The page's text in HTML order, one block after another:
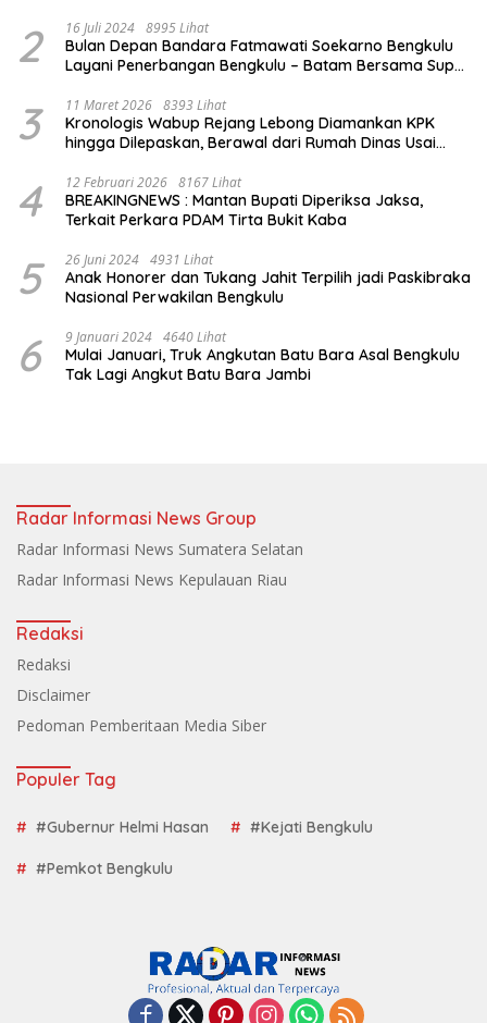
2 16 Juli 2024 8995 Lihat
Bulan Depan Bandara Fatmawati Soekarno Bengkulu
Layani Penerbangan Bengkulu – Batam Bersama Super
3 11 Maret 2026 8393 Lihat
Kronologis Wabup Rejang Lebong Diamankan KPK
hingga Dilepaskan, Berawal dari Rumah Dinas Usai
4 12 Februari 2026 8167 Lihat
BREAKINGNEWS : Mantan Bupati Diperiksa Jaksa,
Terkait Perkara PDAM Tirta Bukit Kaba
5 26 Juni 2024 4931 Lihat
Anak Honorer dan Tukang Jahit Terpilih jadi Paskibraka
Nasional Perwakilan Bengkulu
6 9 Januari 2024 4640 Lihat
Mulai Januari, Truk Angkutan Batu Bara Asal Bengkulu
Tak Lagi Angkut Batu Bara Jambi
Radar Informasi News Group
Radar Informasi News Sumatera Selatan
Radar Informasi News Kepulauan Riau
Redaksi
Redaksi
Disclaimer
Pedoman Pemberitaan Media Siber
Populer Tag
#Gubernur Helmi Hasan #Kejati Bengkulu
#Pemkot Bengkulu